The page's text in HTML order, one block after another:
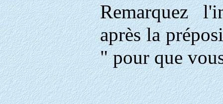
Remarquez
après la
" pour que